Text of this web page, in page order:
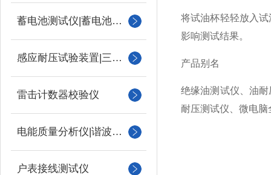
蓄电池测试仪|蓄电池充放电测试仪
感应耐压试验装置|三倍频
雷击计数器校验仪
电能质量分析仪|谐波测试
户表接线测试仪
将试油杯轻轻放入
影响测试结果。
产品别名
绝缘油测试仪、油
耐压测试仪、微电